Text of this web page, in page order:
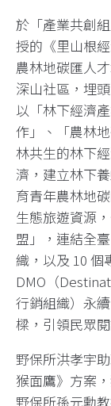
於「產業共創
授的《里山根
農林地碳匯人
深山社區，埋
以「林下經濟
作」、「農林
林共生的林下
濟，建立林下
育青年農林地
生態旅遊資源
盟」，連結全
織，以及 10 個
DMO（
行銷組織）永
樑，引領民眾
野保所洪孝宇
猴面鷹》方案
野保所孫元勳